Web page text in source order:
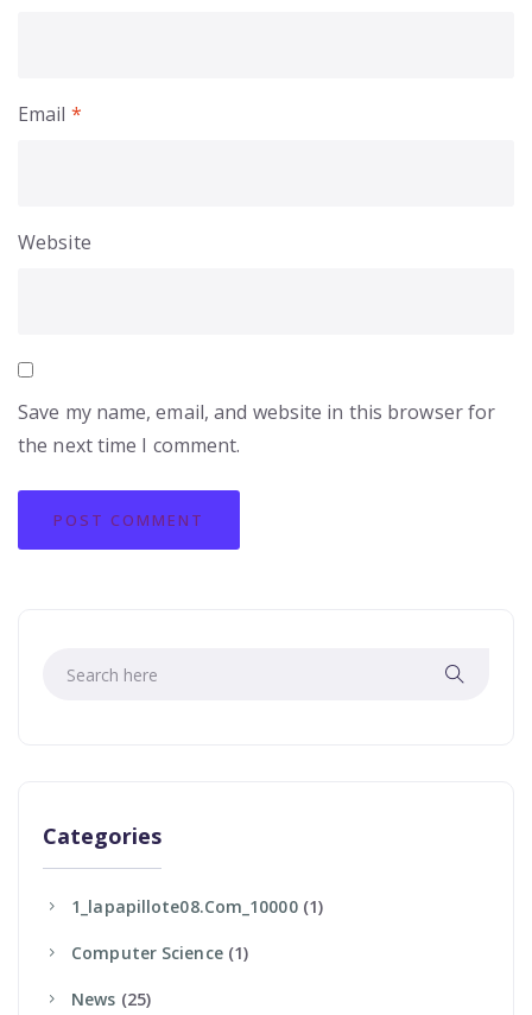
Email *
Website
Save my name, email, and website in this browser for
the next time I comment.
Categories
1_lapapillote08.com_10000(1)
Computer Science(1)
News (25)